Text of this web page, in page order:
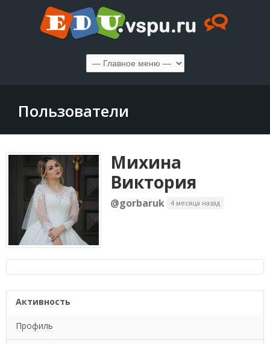
Пользователи
Михина
Виктория
@gorbaruk 4 месяца назад
Активность
Профиль